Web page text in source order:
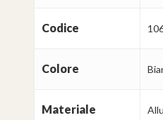
Codice
Colore
Materiale